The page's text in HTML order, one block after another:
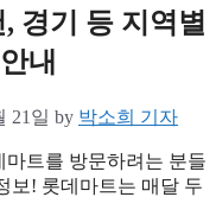
경기 등 지역별
내
21일 by 박소희 기자
마트를 방문하려는 분들
보! 롯데마트는 매달 두